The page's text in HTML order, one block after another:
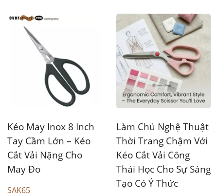
Kéo May Inox 8 Inch
Tay Cầm Lớn – Kéo
Cắt Vải Nặng Cho
May Đo
SAK65
Làm Chủ Nghệ Thuật
Thời Trang Chậm Với
Kéo Cắt Vải Công
Thái Học Cho Sự Sáng
Tạo Có Ý Thức